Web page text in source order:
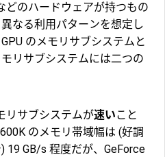
のハードウェアが持つもの
なる利用パターンを想定し
のメモリサブシステムと
リサブシステムには二つの
リサブシステムが速いこと
のメモリ帯域幅は (好調
19 GB/s 程度だが、GeForce